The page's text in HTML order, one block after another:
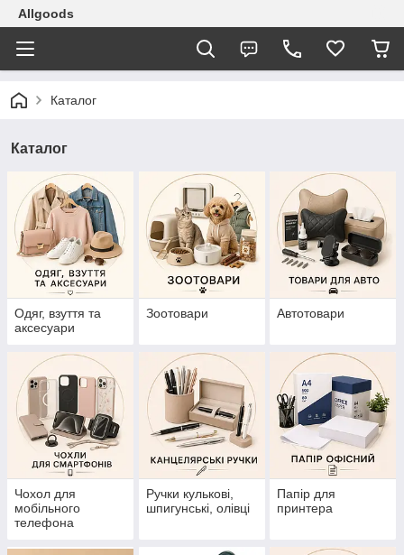
Allgoods
Каталог
Каталог
Одяг, взуття та
аксесуари
Зоотовари Автотовари
Чохол для
мобільного
телефона
Ручки кулькові,
шпигунські, олівці
Папір для
принтера